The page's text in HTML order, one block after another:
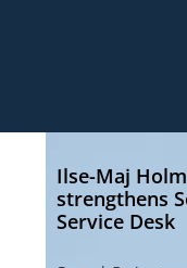
Ilse-Maj
strengthens
Service Desk